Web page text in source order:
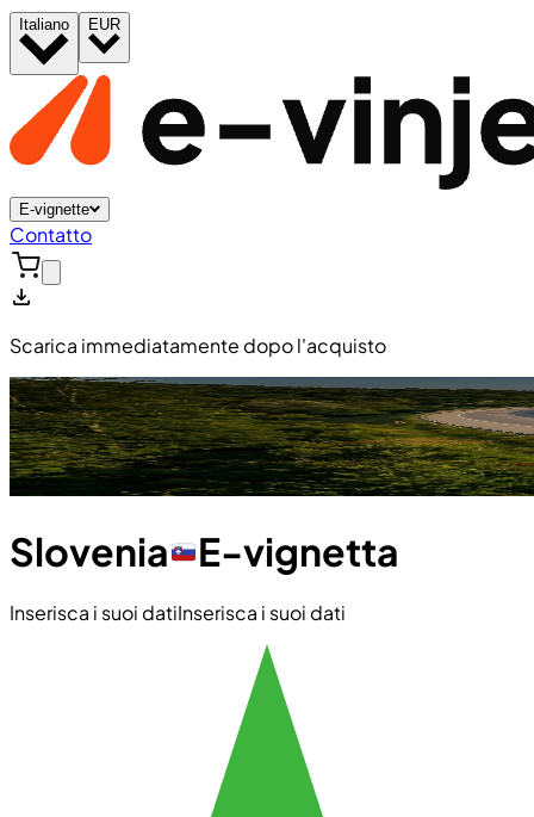
Italiano EUR
E-vignette
Contatto
Scarica immediatamente dopo l'acquisto
Slovenia E-vignetta
Inserisca i suoi datiInserisca i suoi dati